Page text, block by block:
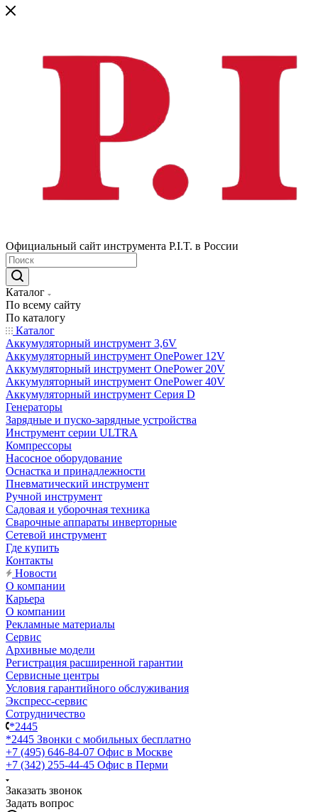
Официальный сайт инструмента P.I.T. в России
Каталог
По всему сайту
По каталогу
Каталог
Аккумуляторный инструмент 3,6V
Аккумуляторный инструмент OnePower 12V
Аккумуляторный инструмент OnePower 20V
Аккумуляторный инструмент OnePower 40V
Аккумуляторный инструмент Серия D
Генераторы
Зарядные и пуско-зарядные устройства
Инструмент серии ULTRA
Компрессоры
Насосное оборудование
Оснастка и принадлежности
Пневматический инструмент
Ручной инструмент
Садовая и уборочная техника
Сварочные аппараты инверторные
Сетевой инструмент
Где купить
Контакты
Новости
О компании
Карьера
О компании
Рекламные материалы
Сервис
Архивные модели
Регистрация расширенной гарантии
Сервисные центры
Условия гарантийного обслуживания
Экспресс-сервис
Сотрудничество
*2445
*2445 Звонки с мобильных бесплатно
+7 (495) 646-84-07 Офис в Москве
+7 (342) 255-44-45 Офис в Перми
Заказать звонок
Задать вопрос